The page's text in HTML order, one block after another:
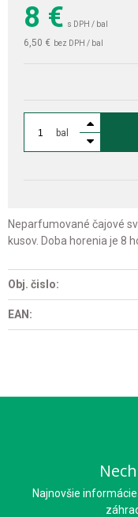
8 € s DPH / bal
6,50 € bez DPH / bal
bal
Neparfumované čajové
kusov. Doba horenia je 8
Obj. čislo:
EAN:
Najnovšie